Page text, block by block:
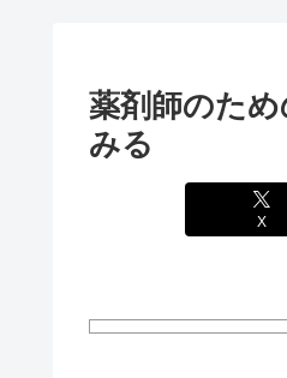
薬剤師のた
みる
X